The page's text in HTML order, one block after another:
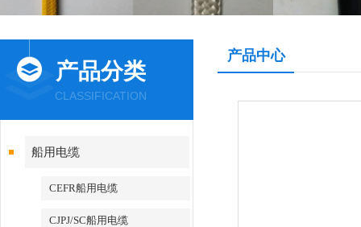
产品分类
CLASSIFICATION
船用电缆
CEFR船用电缆
CJPJ/SC船用电缆
产品中心